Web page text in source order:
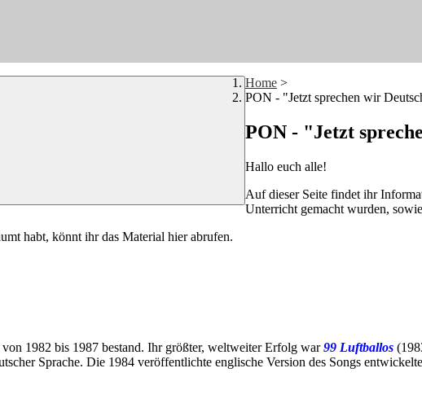
Home >
PON - "Jetzt sprechen wir
PON - "Jetzt
Hallo euch alle!
Auf dieser Seite findet ihr
Unterricht gemacht wurden,
habt, könnt ihr das Material hier abrufen.
1982 bis 1987 bestand. Ihr größter, weltweiter Erfolg war99 Luftballos
Sprache. Die 1984 veröffentlichte englische Version des Songs